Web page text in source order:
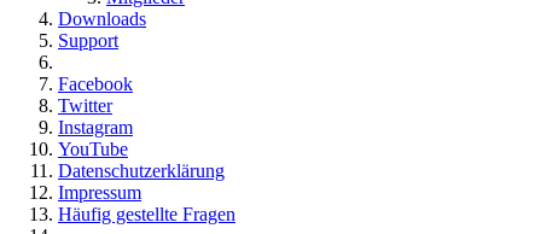
Downloads
Support
Facebook
Twitter
Instagram
YouTube
Datenschutzerklärung
Impressum
Häufig gestellte Fragen